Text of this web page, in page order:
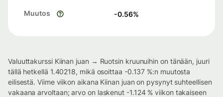
Muutos -0.56%
Valuuttakurssi Kiinan juan → Ruotsin kruunuihin on tänään, juuri
tällä hetkellä 1.40218, mikä osoittaa -0.137 %:n muutosta
eilisestä. Viime viikon aikana Kiinan juan on pysynyt suhteellisen
vakaana arvoltaan; arvo on laskenut -1.124 % viikon takaiseen